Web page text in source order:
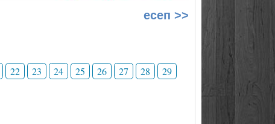
есеп >>
22 23 24 25 26 27 28 29